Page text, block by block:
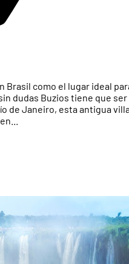
Brasil como el lugar ideal
dudas Buzios tiene que ser
de Janeiro, esta antigua